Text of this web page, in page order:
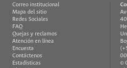
Correo institucional
Mapa del sitio
Redes Sociales
FAQ
Quejas y reclamos
Atención en línea
Encuesta
Contáctenos
Estadísticas
©